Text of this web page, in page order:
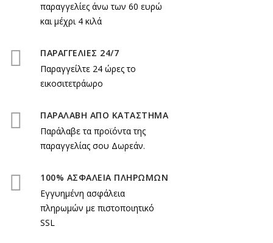
παραγγελίες άνω των 60 ευρώ
και μέχρι 4 κιλά
ΠΑΡΑΓΓΕΛΙΕΣ 24/7
Παραγγείλτε 24 ώρες το
εικοσιτετράωρο
ΠΑΡΑΛΑΒΗ ΑΠΟ ΚΑΤΑΣΤΗΜΑ
Παράλαβε τα προϊόντα της
παραγγελίας σου Δωρεάν.
100% ΑΣΦΑΛΕΙΑ ΠΛΗΡΩΜΩΝ
Εγγυημένη ασφάλεια
πληρωμών με πιστοποιητικό
SSL